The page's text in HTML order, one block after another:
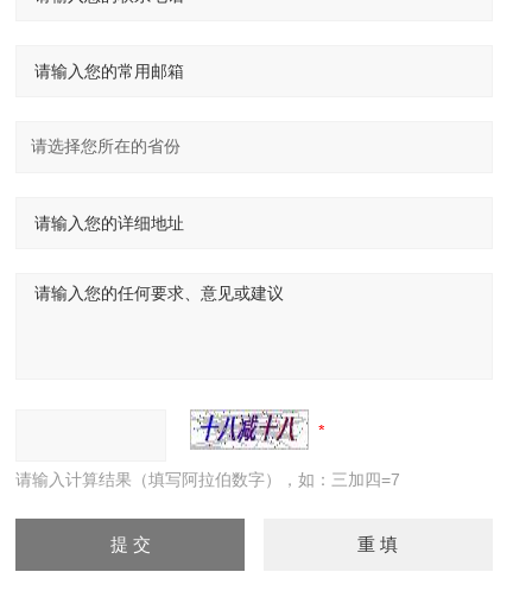
请输入计算结果（填写阿拉伯数字），如：三加四=7